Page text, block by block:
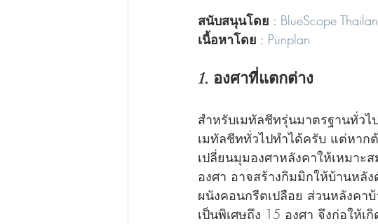
สนับสนุนโดย : BlueScope
เนื้อหาโดย : Punplan
1. องศาที่แตกต่าง
สำหรับเมทัลชีทรุ่นมาตรฐานทั่ว
เมทัลชีททั่วไปทำได้ครับ แต่หาก
เปลี่ยนมุมองศาหลังคาให้เหมาะ
องศา อาจสร้างกิมมิกให้บ้านหลั
ผนังคอนกรีตเปลือย ส่วนหลังค
เป็นพิเศษถึง 15 องศา จึงก่อให้